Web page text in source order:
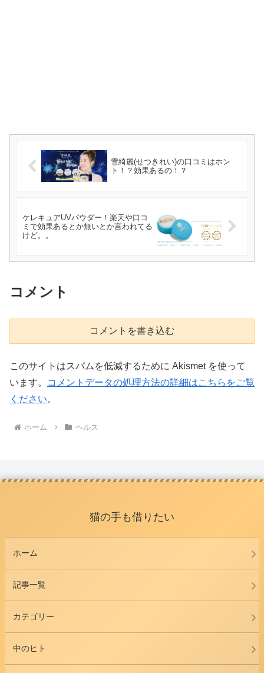
雪綺麗(せつきれい)の口コミはホン
ト！？効果あるの！？
ケレキュアUVパウダー！楽天や口コ
ミで効果あるとか無いとか言われてる
けど。。
コメント
コメントを書き込む
このサイトはスパムを低減するために Akismet を使って
います。
コメントデータの処理方法の詳細はこちらをご覧
ください。
ホーム ヘルス
猫の手も借りたい
ホーム
記事一覧
カテゴリー
中のヒト